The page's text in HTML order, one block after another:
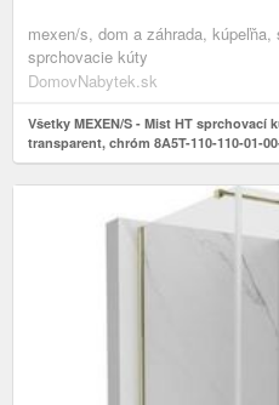
mexen/s, dom a záhrada,
sprchovacie kúty
DomovNabytek.sk
Všetky MEXEN/S - Mist HT sprchovací
transparent, chróm 8A5T-110-110-01-